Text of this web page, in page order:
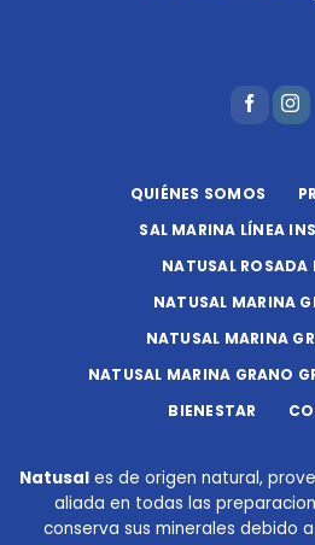
QUIÉNES SOMOS
SAL MARINA LÍNEA
NATUSAL ROSADA
NATUSAL MARINA
NATUSAL MARINA
NATUSAL MARINA GRANO
BIENESTAR
Natusal es de origen natural,
aliada en todas las
conserva sus minerales debido